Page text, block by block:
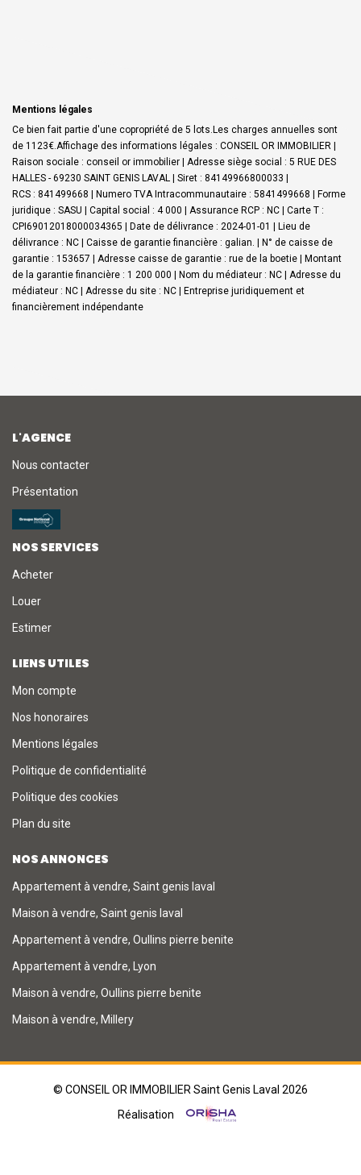
Mentions légales
Ce bien fait partie d'une copropriété de 5 lots.Les charges annuelles sont
de 1123€. Affichage des informations légales : CONSEIL OR IMMOBILIER |
Raison sociale : conseil or immobilier | Adresse siège social : 5 RUE DES
HALLES - 69230 SAINT GENIS LAVAL | Siret : 84149966800033 |
RCS : 841499668 | Numero TVA Intracommunautaire : 5841499668 | Forme
juridique : SASU | Capital social : 4 000 | Assurance RCP : NC | Carte T :
CPI69012018000034365 | Date de délivrance : 2024-01-01 | Lieu de
délivrance : NC | Caisse de garantie financière : galian. | N° de caisse de
garantie : 153657 | Adresse caisse de garantie : rue de la boetie | Montant
de la garantie financière : 1 200 000 | Nom du médiateur : NC | Adresse du
médiateur : NC | Adresse du site : NC | Entreprise juridiquement et
financièrement indépendante
L'AGENCE
Nous contacter
Présentation
NOS SERVICES
Acheter
Louer
Estimer
LIENS UTILES
Mon compte
Nos honoraires
Mentions légales
Politique de confidentialité
Politique des cookies
Plan du site
NOS ANNONCES
Appartement à vendre, Saint genis laval
Maison à vendre, Saint genis laval
Appartement à vendre, Oullins pierre benite
Appartement à vendre, Lyon
Maison à vendre, Oullins pierre benite
Maison à vendre, Millery
© CONSEIL OR IMMOBILIER Saint Genis Laval 2026
Réalisation